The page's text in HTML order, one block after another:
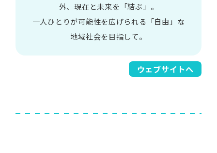
外、​現在と​未来を​「結ぶ」。
一人​ひとりが​可能性を​広げられる 「自由」な​
地域社会を​目指して。​
ウェブサイトへ